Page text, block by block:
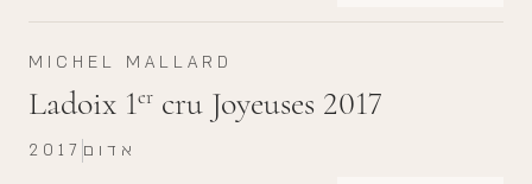
MICHEL MALLARD
Ladoix 1er cru Joyeuses 2017
2017 אדום